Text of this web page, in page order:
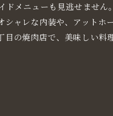
ドメニューも見逃せません
ャレな内装や、アットホ
の焼肉店で、美味しい料